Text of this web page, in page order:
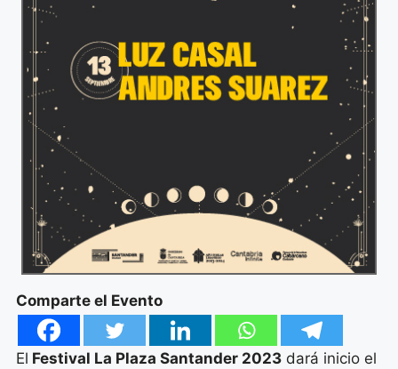
Comparte el Evento
El Festival La Plaza Santander 2023 dará inicio el